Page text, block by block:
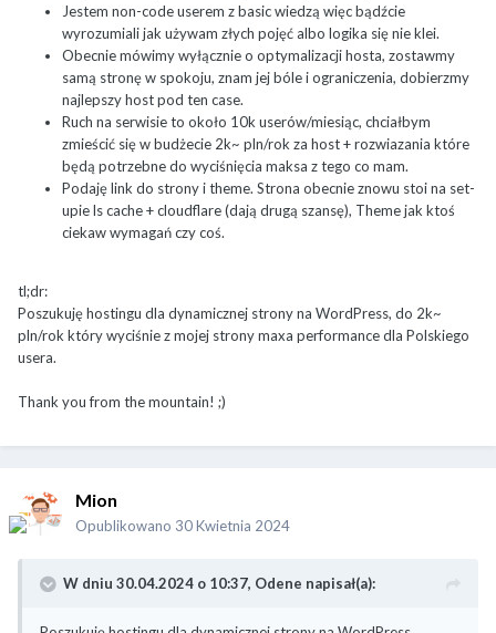
Jestem non-code userem z basic wiedzą więc bądźcie
wyrozumiali jak używam złych pojęć albo logika się nie klei.
Obecnie mówimy wyłącznie o optymalizacji hosta, zostawmy
samą stronę w spokoju, znam jej bóle i ograniczenia, dobierzmy
najlepszy host pod ten case.
Ruch na serwisie to około 10k userów/miesiąc, chciałbym
zmieścić się w budżecie 2k~ pln/rok za host + rozwiazania które
będą potrzebne do wyciśnięcia maksa z tego co mam.
Podaję link do strony i theme. Strona obecnie znowu stoi na set-
upie ls cache + cloudflare (dają drugą szansę), Theme jak ktoś
ciekaw wymagań czy coś.
tl;dr:
Poszukuję hostingu dla dynamicznej strony na WordPress, do 2k~
pln/rok który wyciśnie z mojej strony maxa performance dla Polskiego
usera.
Thank you from the mountain! ;)
Mion
Opublikowano 30 Kwietnia 2024
W dniu 30.04.2024 o 10:37, Odene napisał(a):